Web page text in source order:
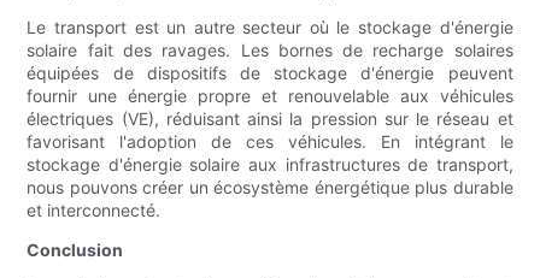
Le transport est un autre secteur où le stockage d'énergie
solaire fait des ravages. Les bornes de recharge solaires
équipées de dispositifs de stockage d'énergie peuvent
fournir une énergie propre et renouvelable aux véhicules
électriques (VE), réduisant ainsi la pression sur le réseau et
favorisant l'adoption de ces véhicules. En intégrant le
stockage d'énergie solaire aux infrastructures de transport,
nous pouvons créer un écosystème énergétique plus durable
et interconnecté.
Conclusion